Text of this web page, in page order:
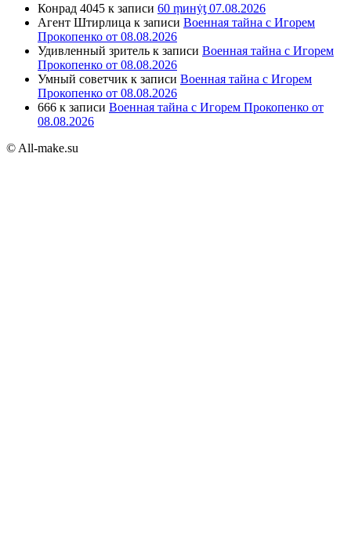
Конрад 4045 к записи 60 ṃинẏƫ 07.08.2026
Агент Штирлица к записи Военная тайна с Игорем
Прокопенко от 08.08.2026
Удивленный зритель к записи Военная тайна с Игорем
Прокопенко от 08.08.2026
Умный советчик к записи Военная тайна с Игорем
Прокопенко от 08.08.2026
666 к записи Военная тайна с Игорем Прокопенко от
08.08.2026
© All-make.su